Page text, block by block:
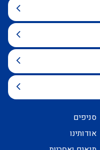
סניפים
אודותינו